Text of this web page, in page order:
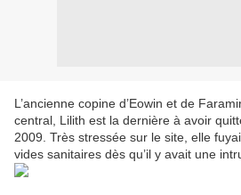
L’ancienne copine d’Eowin et de
central, Lilith est la dernière à avoir
2009. Très stressée sur le site, elle
vides sanitaires dès qu’il y avait une